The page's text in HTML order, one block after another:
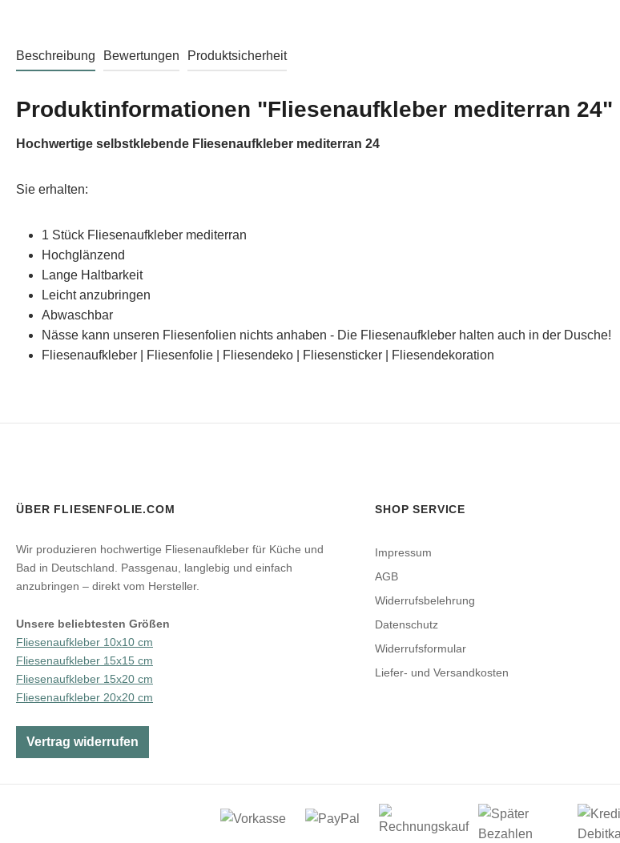
Beschreibung Bewertungen Produktsicherheit
Produktinformationen "Fliesenaufkleber mediterran 24"
Hochwertige selbstklebende Fliesenaufkleber mediterran 24
Sie erhalten:
1 Stück Fliesenaufkleber mediterran
Hochglänzend
Lange Haltbarkeit
Leicht anzubringen
Abwaschbar
Nässe kann unseren Fliesenfolien nichts anhaben - Die Fliesenaufkleber halten auch in der Dusche!
Fliesenaufkleber | Fliesenfolie | Fliesendeko | Fliesensticker | Fliesendekoration
ÜBER FLIESENFOLIE.COM
Wir produzieren hochwertige Fliesenaufkleber für Küche und
Bad in Deutschland. Passgenau, langlebig und einfach
anzubringen – direkt vom Hersteller.
Unsere beliebtesten Größen
Fliesenaufkleber 10x10 cm
Fliesenaufkleber 15x15 cm
Fliesenaufkleber 15x20 cm
Fliesenaufkleber 20x20 cm
Vertrag widerrufen
SHOP SERVICE
Impressum
AGB
Widerrufsbelehrung
Datenschutz
Widerrufsformular
Liefer- und Versandkosten